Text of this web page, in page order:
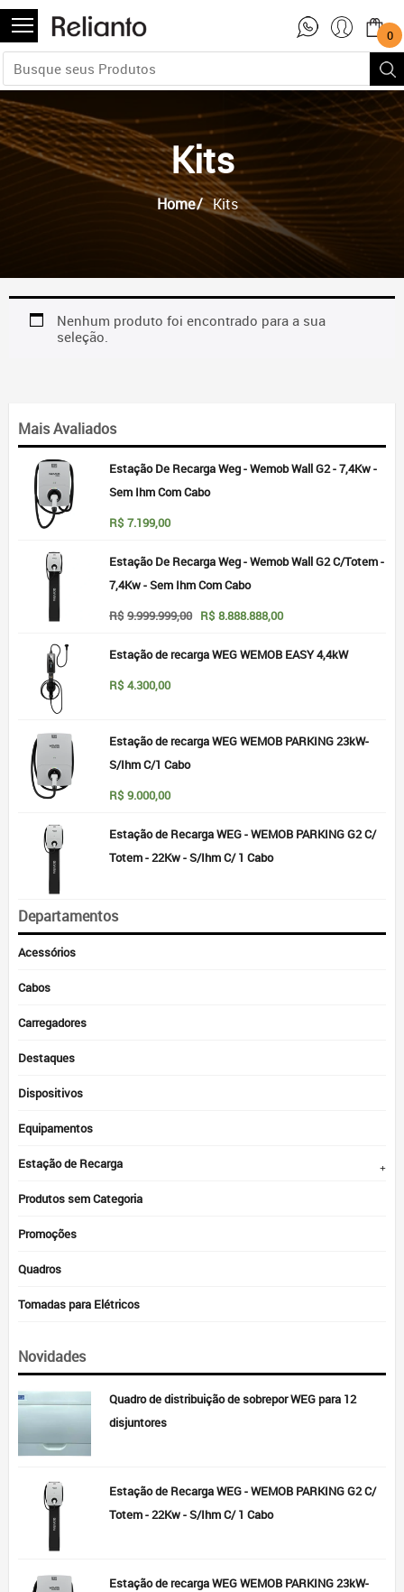
0
Kits
Home Kits
Nenhum produto foi encontrado para a sua
seleção.
Mais Avaliados
Estação De Recarga Weg - Wemob Wall G2 - 7,4Kw -
Sem Ihm Com Cabo
R$ 7.199,00
Estação De Recarga Weg - Wemob Wall G2 C/Totem -
7,4Kw - Sem Ihm Com Cabo
R$ 9.999.999,00 O
preço
era:
R$ 8.888.888,00
é:
Estação de recarga WEG WEMOB EASY 4,4kW
R$ 4.300,00
Estação de recarga WEG WEMOB PARKING 23kW-
S/Ihm C/1 Cabo
R$ 9.000,00
Estação de Recarga WEG - WEMOB PARKING G2 C/
Totem - 22Kw - S/Ihm C/ 1 Cabo
Departamentos
Acessórios
Cabos
Carregadores
Destaques
Dispositivos
Equipamentos
Estação de Recarga
Produtos sem Categoria
Promoções
Quadros
Tomadas para Elétricos
Novidades
Quadro de distribuição de sobrepor WEG para 12
disjuntores
Estação de Recarga WEG - WEMOB PARKING G2 C/
Totem - 22Kw - S/Ihm C/ 1 Cabo
Estação de recarga WEG WEMOB PARKING 23kW-